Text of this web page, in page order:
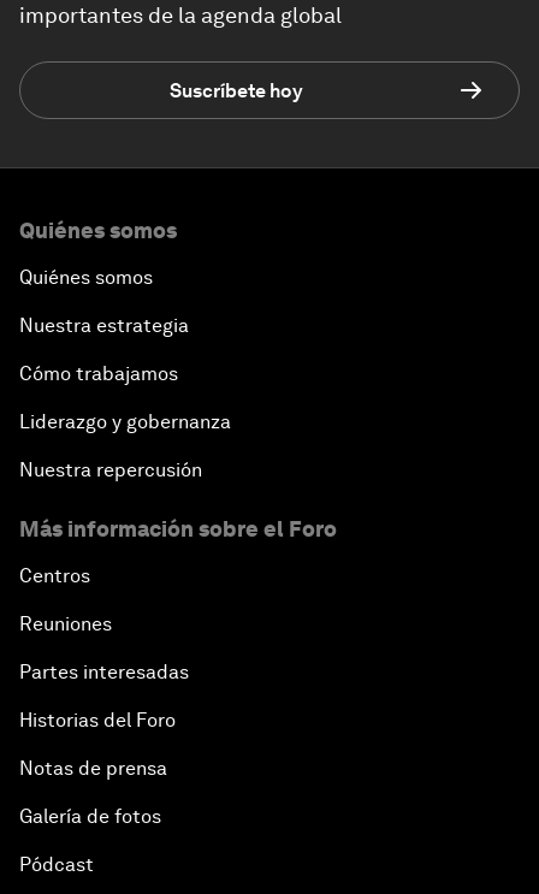
importantes de la agenda global
Suscríbete hoy
Quiénes somos
Quiénes somos
Nuestra estrategia
Cómo trabajamos
Liderazgo y gobernanza
Nuestra repercusión
Más información sobre el Foro
Centros
Reuniones
Partes interesadas
Historias del Foro
Notas de prensa
Galería de fotos
Pódcast